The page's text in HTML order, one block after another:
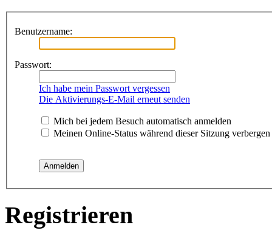
Benutzername:
Passwort:
Ich habe mein Passwort vergessen
Die Aktivierungs-E-Mail erneut senden
Mich bei jedem Besuch automatisch anmelden
Meinen Online-Status während dieser Sitzung verbergen
Registrieren